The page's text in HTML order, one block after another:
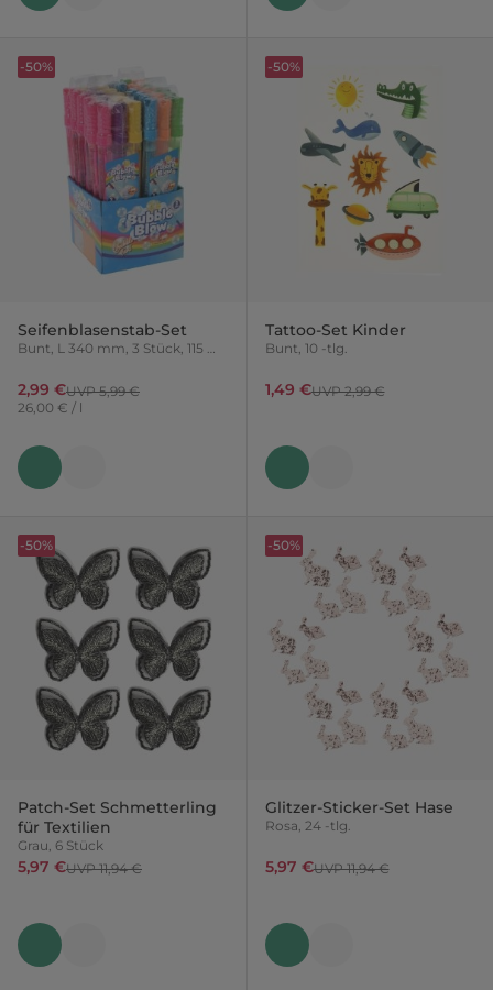
Seifenblasenstab-Set
Bunt, L 340 mm, 3 Stück, 115 ml,
2,99 €UVP 5,99 €
26,00 € / l
-50%
Tattoo-Set Kinder
Bunt, 10 -tlg.
1,49 €UVP 2,99 €
-50%
Patch-Set Schmetterling
für Textilien
Grau, 6 Stück
5,97 €UVP 11,94 €
-50%
Glitzer-Sticker-Set Hase
Rosa, 24 -tlg.
5,97 €UVP 11,94 €
-50%